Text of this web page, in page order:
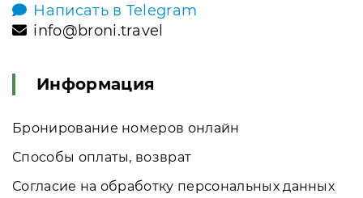
Написать в Telegram
info@broni.travel
Информация
Бронирование номеров онлайн
Способы оплаты, возврат
Согласие на обработку персональных данных